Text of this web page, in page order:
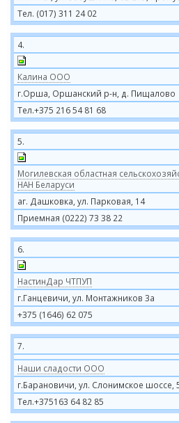
Тел. (017) 311 24 02
4.
Калина ООО
г.Орша, Оршанский р-н, д. Пищалово
Тел.+375 216 54 81 68
5.
Могилевская областная
НАН Беларуси
аг. Дашковка, ул. Парковая, 14
Приемная (0222) 73 38 22
6.
НастинДар ЧТПУП
г.Ганцевичи, ул. Монтажников 3а
+375 (1646) 62 075
7.
Наши cладости ООО
г.Барановичи, ул. Слонимское шоссе,
Тел.+375163 64 82 85